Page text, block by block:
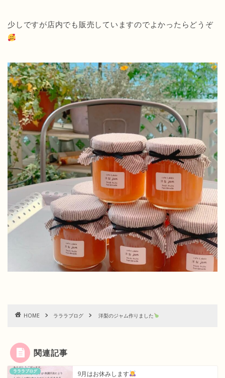
少しですが店内でも販売していますのでよかったらどうぞ
HOME ラララブログ 洋梨のジャム作りました
関連記事
ラララブログ 9月はお休みします